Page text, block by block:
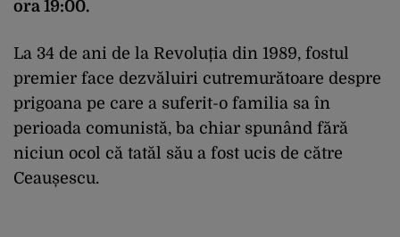
ora 19:00.
La 34 de ani de la Revoluția din 1989, fostul
premier face dezvăluiri cutremurătoare despre
prigoana pe care a suferit-o familia sa în
perioada comunistă, ba chiar spunând fără
niciun ocol că tatăl său a fost ucis de către
Ceaușescu.